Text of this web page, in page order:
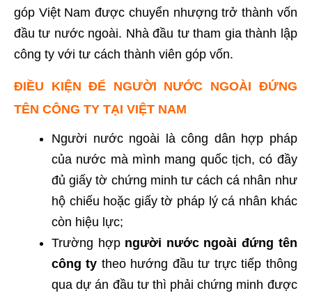
góp Việt Nam được chuyển nhượng trở thành vốn
đầu tư nước ngoài. Nhà đầu tư tham gia thành lập
công ty với tư cách thành viên góp vốn.
ĐIỀU KIỆN ĐỂ NGƯỜI NƯỚC NGOÀI ĐỨNG
TÊN CÔNG TY TẠI VIỆT NAM
Người nước ngoài là công dân hợp pháp
của nước mà mình mang quốc tịch, có đầy
đủ giấy tờ chứng minh tư cách cá nhân như
hộ chiếu hoặc giấy tờ pháp lý cá nhân khác
còn hiệu lực;
Trường hợp người nước ngoài đứng tên
công ty theo hướng đầu tư trực tiếp thông
qua dự án đầu tư thì phải chứng minh được